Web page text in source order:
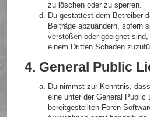
zu löschen oder zu sperren.
Du gestattest dem Betreiber
Beiträge abzuändern, sofern
verstoßen oder geeignet
einem Dritten Schaden
4. General Public
Du nimmst zur Kenntnis,
eine unter der General Public
bereitgestellten Foren-